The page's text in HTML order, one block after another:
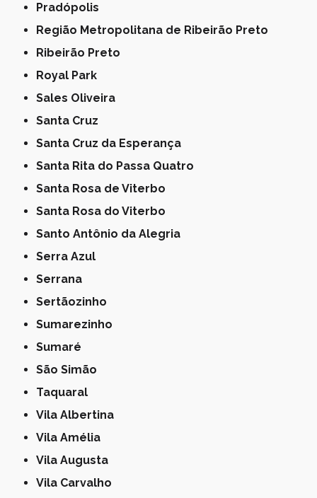
Pradópolis
Região Metropolitana de Ribeirão Preto
Ribeirão Preto
Royal Park
Sales Oliveira
Santa Cruz
Santa Cruz da Esperança
Santa Rita do Passa Quatro
Santa Rosa de Viterbo
Santa Rosa do Viterbo
Santo Antônio da Alegria
Serra Azul
Serrana
Sertãozinho
Sumarezinho
Sumaré
São Simão
Taquaral
Vila Albertina
Vila Amélia
Vila Augusta
Vila Carvalho